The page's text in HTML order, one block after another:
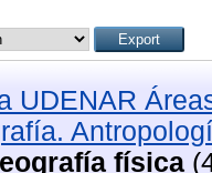
UDENAR
física